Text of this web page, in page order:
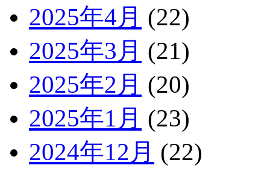
2025年4月 (22)
2025年3月 (21)
2025年2月 (20)
2025年1月 (23)
2024年12月 (22)